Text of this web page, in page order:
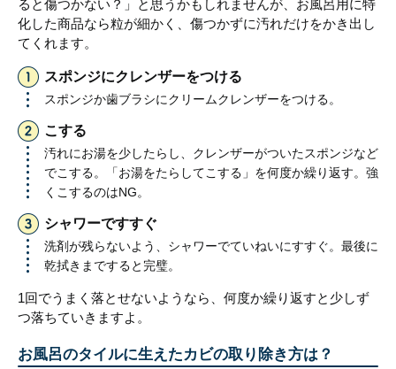
ると傷つかない？」と思うかもしれませんが、お風呂用に特
化した商品なら粒が細かく、傷つかずに汚れだけをかき出し
てくれます。
スポンジにクレンザーをつける
スポンジか歯ブラシにクリームクレンザーをつける。
こする
汚れにお湯を少したらし、クレンザーがついたスポンジなど
でこする。「お湯をたらしてこする」を何度か繰り返す。強
くこするのはNG。
シャワーですすぐ
洗剤が残らないよう、シャワーでていねいにすすぐ。最後に
乾拭きまですると完璧。
1回でうまく落とせないようなら、何度か繰り返すと少しず
つ落ちていきますよ。
お風呂のタイルに生えたカビの取り除き方は？